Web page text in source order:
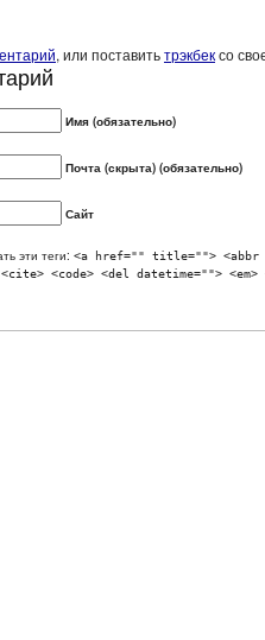
, или поставитьтрэкбексо
Имя (обязательно)
Почта (скрыта) (обязательно)
Сайт
эти теги: <a href="" title="">
<code> <del datetime="">